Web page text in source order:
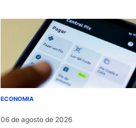
ECONOMIA
06 de agosto de 2026